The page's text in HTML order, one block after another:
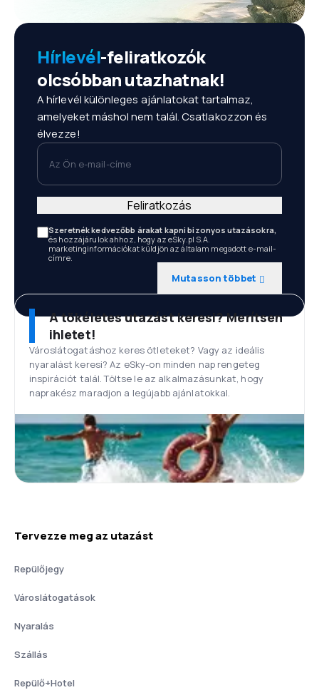
Hírlevél-feliratkozók
olcsóbban utazhatnak!
A hírlevél különleges ajánlatokat tartalmaz,
amelyeket máshol nem talál. Csatlakozzon és
élvezze!
Az Ön e-mail-címe
Szeretnék kedvezőbb árakat kapni bizonyos utazásokra,
és hozzájárulok ahhoz, hogy az eSky.pl S.A.
marketinginformációkat küldjön az általam megadott e-mail-
címre.
Mutasson többet
Feliratkozás
A tökéletes utazást keresi? Merítsen
ihletet!
Városlátogatáshoz keres ötleteket? Vagy az ideális
nyaralást keresi? Az eSky-on minden nap rengeteg
inspirációt talál. Töltse le az alkalmazásunkat, hogy
naprakész maradjon a legújabb ajánlatokkal.
Tervezze meg az utazást
Repülőjegy
Városlátogatások
Nyaralás
Szállás
Repülő+Hotel